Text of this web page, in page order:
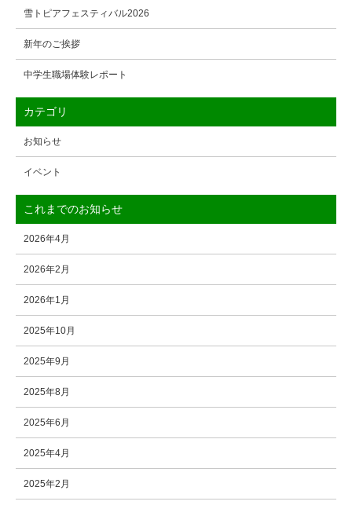
雪トピアフェスティバル2026
新年のご挨拶
中学生職場体験レポート
カテゴリ
お知らせ
イベント
これまでのお知らせ
2026年4月
2026年2月
2026年1月
2025年10月
2025年9月
2025年8月
2025年6月
2025年4月
2025年2月